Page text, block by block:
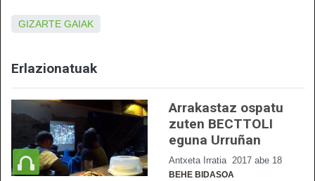
GIZARTE GAIAK
Erlazionatuak
Arrakastaz ospatu
zuten BECTTOLI
eguna Urruñan
Antxeta Irratia 2017 abe 18
BEHE BIDASOA